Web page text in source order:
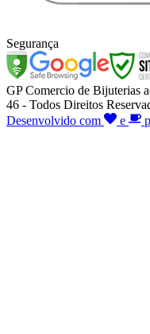
Segurança
GP Comercio de Bijuterias
46 - Todos Direitos
Desenvolvido com
e